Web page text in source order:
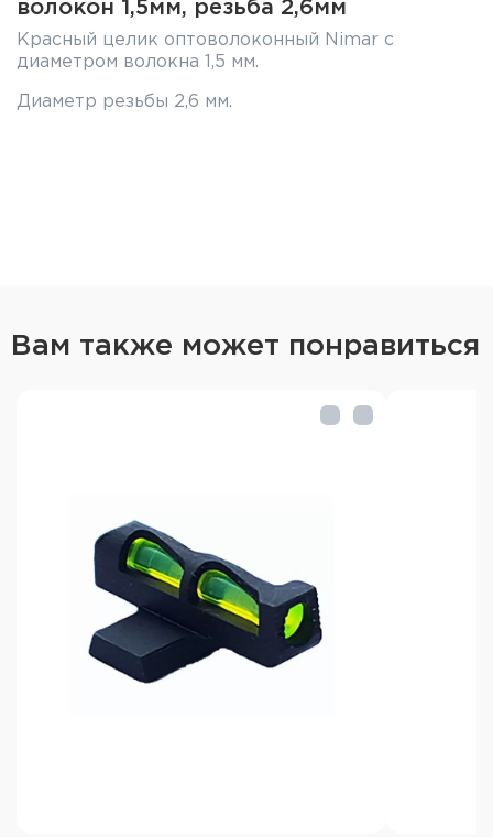
волокон 1,5мм, резьба 2,6мм
Красный целик оптоволоконный Nimar с
диаметром волокна 1,5 мм.
Диаметр резьбы 2,6 мм.
Вам также может понравиться